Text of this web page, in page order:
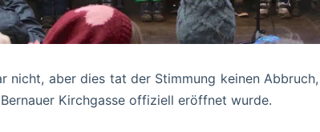
nicht, aber dies tat der Stimmung keinen
Kirchgasse offiziell eröffnet wurde.